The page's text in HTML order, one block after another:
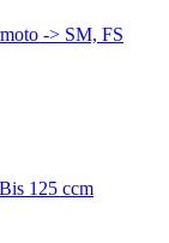
-> SM, FS
Bis 125 ccm